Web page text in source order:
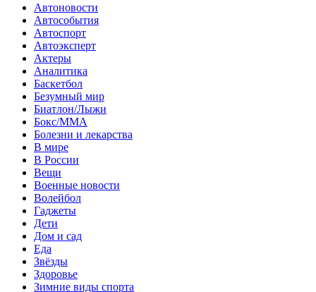
Автоновости
Автособытия
Автоспорт
Автоэксперт
Актеры
Аналитика
Баскетбол
Безумный мир
Биатлон/Лыжи
Бокс/MMA
Болезни и лекарства
В мире
В России
Вещи
Военные новости
Волейбол
Гаджеты
Дети
Дом и сад
Еда
Звёзды
Здоровье
Зимние виды спорта